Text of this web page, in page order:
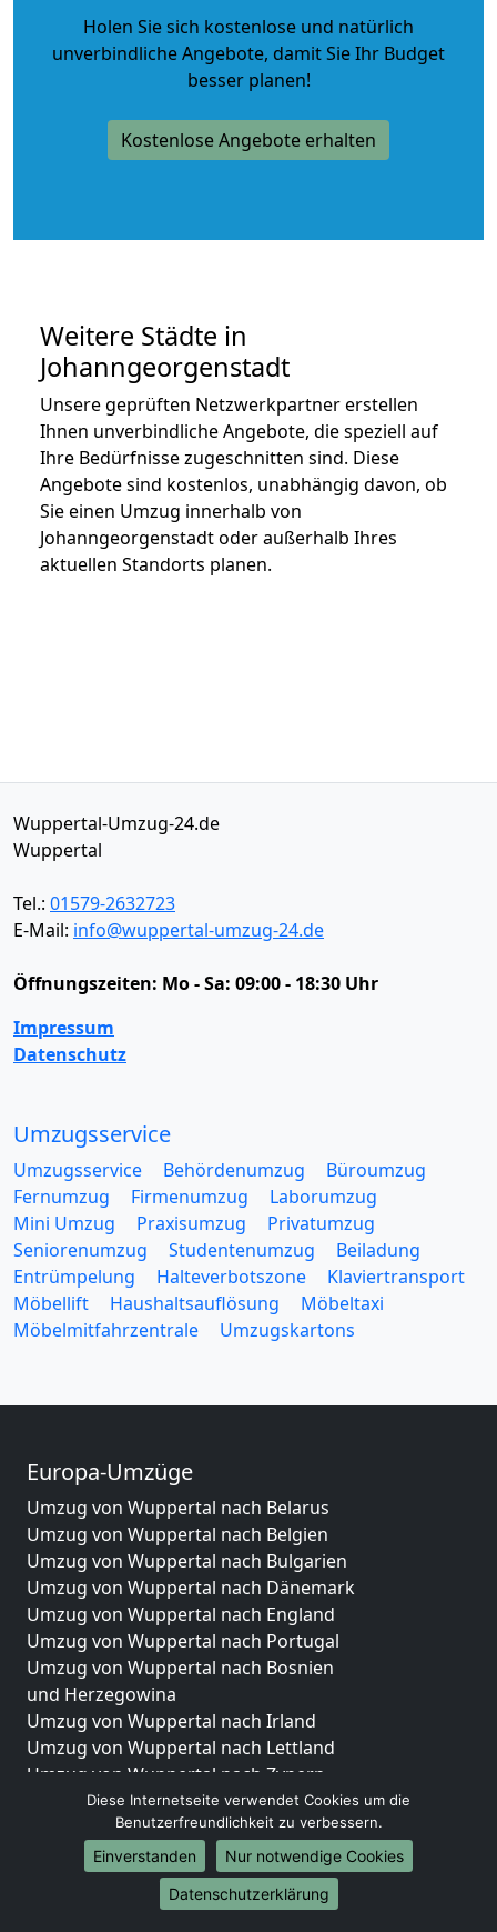
Holen Sie sich kostenlose und natürlich
unverbindliche Angebote, damit Sie Ihr Budget
besser planen!
Kostenlose Angebote erhalten
Weitere Städte in
Johanngeorgenstadt
Unsere geprüften Netzwerkpartner erstellen
Ihnen unverbindliche Angebote, die speziell auf
Ihre Bedürfnisse zugeschnitten sind. Diese
Angebote sind kostenlos, unabhängig davon, ob
Sie einen Umzug innerhalb von
Johanngeorgenstadt oder außerhalb Ihres
aktuellen Standorts planen.
Wuppertal-Umzug-24.de
Wuppertal
Tel.: 01579-2632723
E-Mail: info@wuppertal-umzug-24.de
Öffnungszeiten: Mo - Sa: 09:00 - 18:30 Uhr
Impressum
Datenschutz
Umzugsservice
Umzugsservice Behördenumzug
Büroumzug
Fernumzug
Firmenumzug
Laborumzug
Mini Umzug
Praxisumzug
Privatumzug
Seniorenumzug
Studentenumzug
Beiladung
Entrümpelung
Halteverbotszone
Klaviertransport
Möbellift
Haushaltsauflösung
Möbeltaxi
Möbelmitfahrzentrale
Umzugskartons
Europa-Umzüge
Umzug von Wuppertal nach Belarus
Umzug von Wuppertal nach Belgien
Umzug von Wuppertal nach Bulgarien
Umzug von Wuppertal nach Dänemark
Umzug von Wuppertal nach England
Umzug von Wuppertal nach Portugal
Umzug von Wuppertal nach Bosnien
und Herzegowina
Umzug von Wuppertal nach Irland
Umzug von Wuppertal nach Lettland
Umzug von Wuppertal nach Zypern
Umzug von Wuppertal nach Kroatien
Umzug von Wuppertal nach Estland
Umzug von Wuppertal nach Finnland
Umzug von Wuppertal nach Frankreich
Umzug von Wuppertal nach Griechenland
Diese Internetseite verwendet Cookies um die
Benutzerfreundlichkeit zu verbessern.
Einverstanden
Nur notwendige Cookies
Datenschutzerklärung